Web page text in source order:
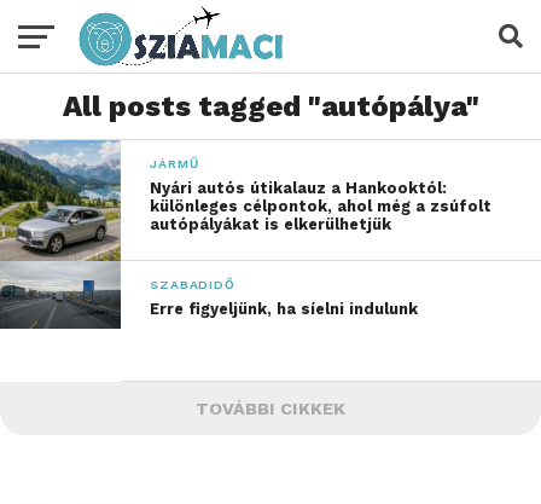
All posts tagged "autópálya"
JÁRMŰ
Nyári autós útikalauz a Hankooktól:
különleges célpontok, ahol még a zsúfolt
autópályákat is elkerülhetjük
SZABADIDŐ
Erre figyeljünk, ha síelni indulunk
TOVÁBBI CIKKEK